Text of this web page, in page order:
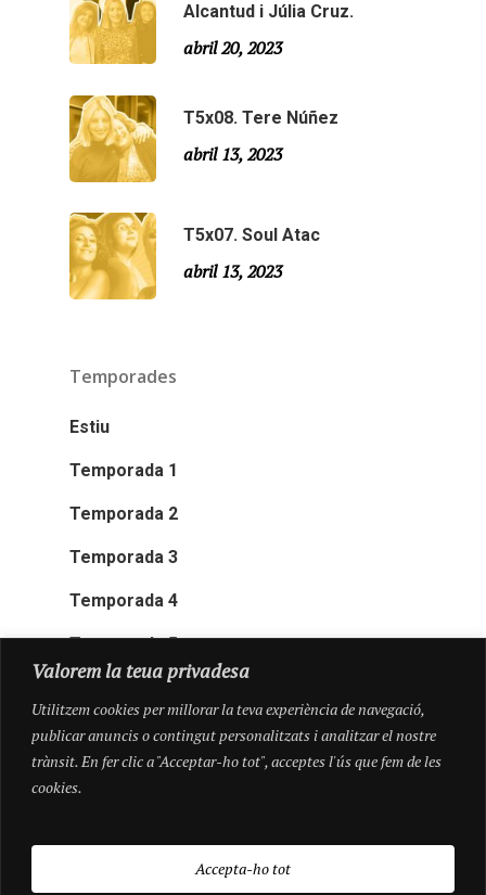
Valorem la teua privadesa
Utilitzem cookies per millorar la teva experiència de navegació,
publicar anuncis o contingut personalitzats i analitzar el nostre
trànsit. En fer clic a "Acceptar-ho tot", acceptes l'ús que fem de les
cookies.
Accepta-ho tot
Alcantud i Júlia Cruz.
abril 20, 2023
T5x08. Tere Núñez
abril 13, 2023
T5x07. Soul Atac
abril 13, 2023
Temporades
Estiu
Temporada 1
Temporada 2
Temporada 3
Temporada 4
Temporada 5
Temporada 4
Temporada 2